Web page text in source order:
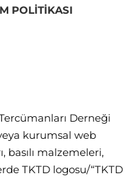
POLITIKASI
Derneği
kurumsal web
basılı malzemeleri,
TKTD logosu/“TKTD